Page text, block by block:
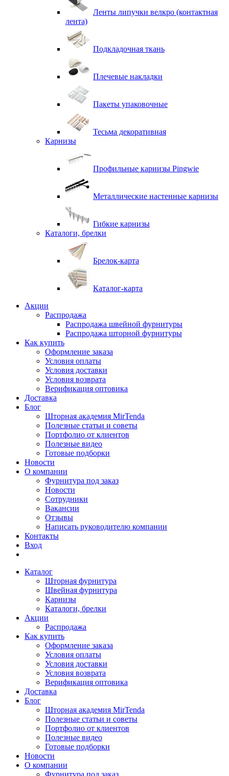
Ленты липучки велкро (контактная
лента)
Подкладочная ткань
Плечевые накладки
Пакеты упаковочные
Тесьма декоративная
Карнизы
Профильные карнизы Pingwie
Металлические настенные карнизы
Гибкие карнизы
Каталоги, брелки
Брелок-карта
Каталог-карта
Акции
Распродажа
Распродажа швейной фурнитуры
Распродажа шторной фурнитуры
Как купить
Оформление заказа
Условия оплаты
Условия доставки
Условия возврата
Верификация оптовика
Доставка
Блог
Шторная академия MirTenda
Полезные статьи и советы
Портфолио от клиентов
Полезные видео
Готовые подборки
Новости
О компании
Фурнитура под заказ
Новости
Сотрудники
Вакансии
Отзывы
Написать руководителю компании
Контакты
Вход
Каталог
Шторная фурнитура
Швейная фурнитура
Карнизы
Каталоги, брелки
Акции
Распродажа
Как купить
Оформление заказа
Условия оплаты
Условия доставки
Условия возврата
Верификация оптовика
Доставка
Блог
Шторная академия MirTenda
Полезные статьи и советы
Портфолио от клиентов
Полезные видео
Готовые подборки
Новости
О компании
Фурнитура под заказ